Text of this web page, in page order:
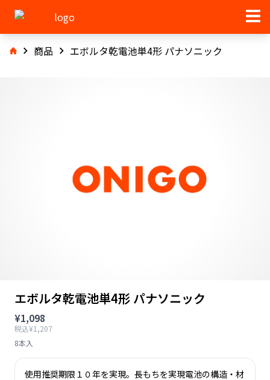
商品 エボルタ乾電池単4形 パナソニック
エボルタ乾電池単4形 パナソニック
¥1,098
税込¥1,207
8本入
使用推奨期限１０年を実現。長もちを実現電池の構造・材